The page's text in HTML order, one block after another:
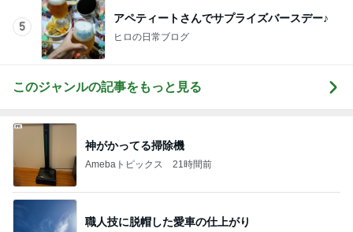
5
アペティートさんでサプライズバースデー♪
ヒロの日常ブログ
このジャンルの記事をもっと見る
神がかってる掃除機
Amebaトピックス 21時間前
職人技に脱帽した愛車の仕上がり